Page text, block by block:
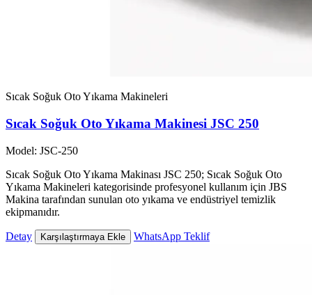
Sıcak Soğuk Oto Yıkama Makineleri
Sıcak Soğuk Oto Yıkama Makinesi JSC 250
Model: JSC-250
Sıcak Soğuk Oto Yıkama Makinası JSC 250; Sıcak Soğuk Oto
Yıkama Makineleri kategorisinde profesyonel kullanım için JBS
Makina tarafından sunulan oto yıkama ve endüstriyel temizlik
ekipmanıdır.
Detay Karşılaştırmaya Ekle WhatsApp Teklif